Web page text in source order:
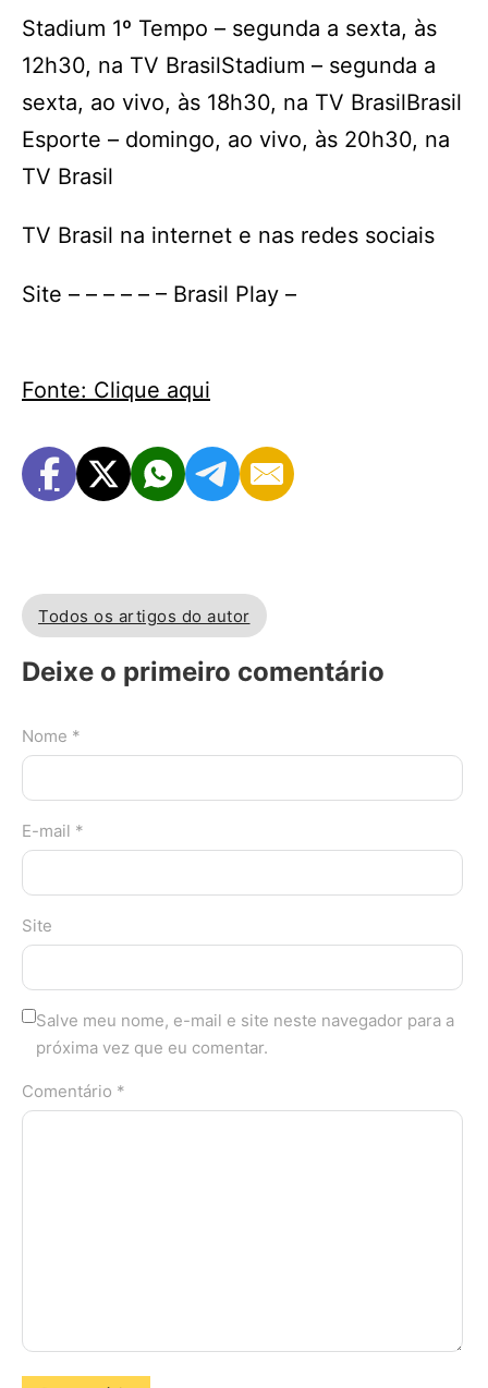
Stadium 1º Tempo – segunda a sexta, às
12h30, na TV BrasilStadium – segunda a
sexta, ao vivo, às 18h30, na TV BrasilBrasil
Esporte – domingo, ao vivo, às 20h30, na
TV Brasil
TV Brasil na internet e nas redes sociais
Site – – – – – – Brasil Play –
Fonte: Clique aqui
Todos os artigos do autor
Deixe o primeiro comentário
Nome *
E-mail *
Site
Salve meu nome, e-mail e site neste navegador para a
próxima vez que eu comentar.
Comentário *